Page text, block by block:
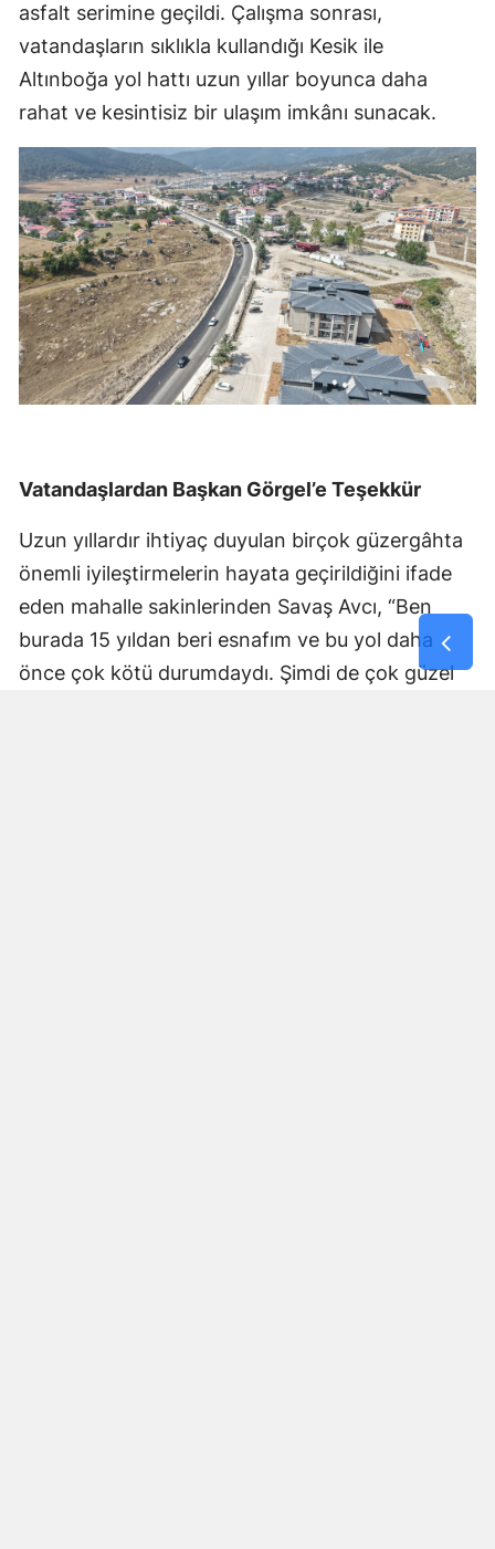
asfalt serimine geçildi. Çalışma sonrası,
vatandaşların sıklıkla kullandığı Kesik ile
Altınboğa yol hattı uzun yıllar boyunca daha
rahat ve kesintisiz bir ulaşım imkânı sunacak.
Vatandaşlardan Başkan Görgel’e Teşekkür
Uzun yıllardır ihtiyaç duyulan birçok güzergâhta
önemli iyileştirmelerin hayata geçirildiğini ifade
eden mahalle sakinlerinden Savaş Avcı, “Ben
burada 15 yıldan beri esnafım ve bu yol daha
önce çok kötü durumdaydı. Şimdi de çok güzel